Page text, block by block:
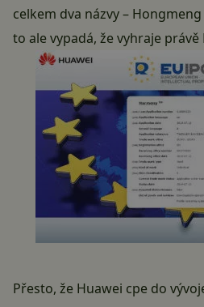
celkem dva názvy – Hongmeng
to ale vypadá, že vyhraje právě
Přesto, že Huawei cpe do